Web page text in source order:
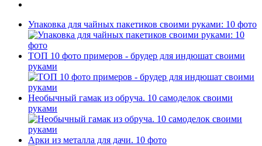
Упаковка для чайных пакетиков своими руками: 10 фото
ТОП 10 фото примеров - брудер для индюшат своими
руками
Необычный гамак из обруча. 10 самоделок своими
руками
Арки из металла для дачи. 10 фото